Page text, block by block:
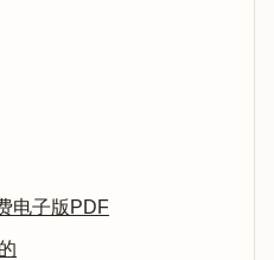
电子版PDF